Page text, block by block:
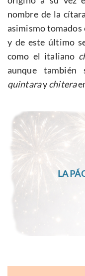
nombre de la
asimismo tomados
y de este último
como el italiano
aunque también
quintaraychitera
LA